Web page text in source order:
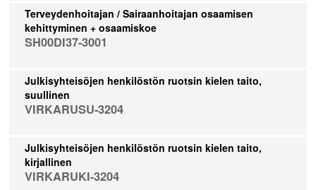
Terveydenhoitajan / Sairaanhoitajan osaamisen
kehittyminen + osaamiskoe
SH00DI37-3001
Julkisyhteisöjen henkilöstön ruotsin kielen taito,
suullinen
VIRKARUSU-3204
Julkisyhteisöjen henkilöstön ruotsin kielen taito,
kirjallinen
VIRKARUKI-3204